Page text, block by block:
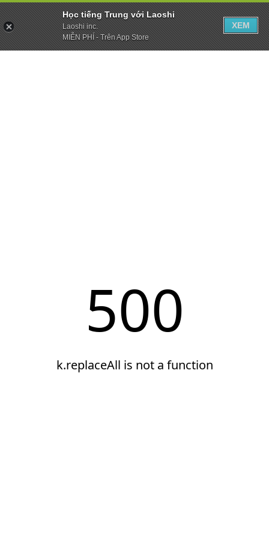
Học tiếng Trung với Laoshi
Laoshi inc.
MIỄN PHÍ - Trên App Store
XEM
500
k.replaceAll is not a function